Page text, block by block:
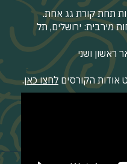
תחת קורת גג אחת.
מירבית: ירושלים, תל
ראשון ושני
אודות הקורסים לחצו כאן.